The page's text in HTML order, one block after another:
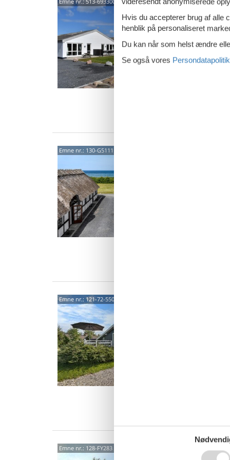
Emne nr.: 130-G51111
Emne nr.: 121-72-5504
Emne nr.: 128-FY283
Hvis du accepterer brug af alle
henblik på personaliseret
Du kan når som helst ændre
Se også vores Persondatapolitik